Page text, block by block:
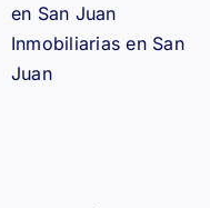
en San Juan
Inmobiliarias en San
Juan